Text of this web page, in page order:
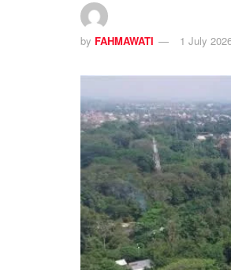
by FAHMAWATI 1 July